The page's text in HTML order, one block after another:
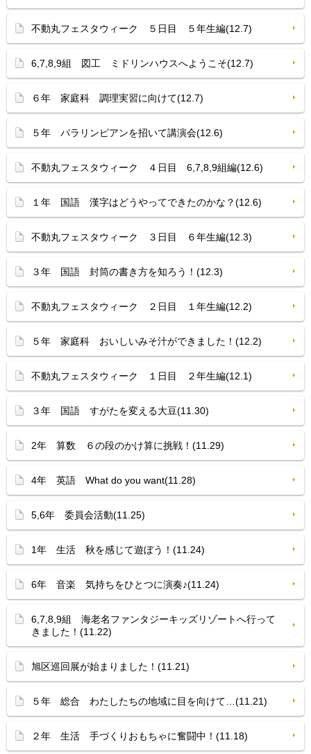
不動丸フェスタウィーク ５日目 ５年生編(12.7)
6,7,8,9組 図工 ミドリンハウスへようこそ(12.7)
６年 家庭科 調理実習に向けて(12.7)
５年 パラリンピアンを招いて講演会(12.6)
不動丸フェスタウィーク ４日目 6,7,8,9組編(12.6)
１年 国語 漢字はどうやってできたのかな？(12.6)
不動丸フェスタウィーク ３日目 ６年生編(12.3)
３年 国語 封筒の書き方を知ろう！(12.3)
不動丸フェスタウィーク ２日目 １年生編(12.2)
５年 家庭科 おいしいみそ汁ができました！(12.2)
不動丸フェスタウィーク １日目 ２年生編(12.1)
３年 国語 すがたを変える大豆(11.30)
2年 算数 ６の段のかけ算に挑戦！(11.29)
4年 英語 What do you want(11.28)
5,6年 委員会活動(11.25)
1年 生活 秋を感じて遊ぼう！(11.24)
6年 音楽 気持ちをひとつに演奏♪(11.24)
6,7,8,9組 海老名ファンタジーキッズリゾートへ行って
きました！(11.22)
旭区巡回展が始まりました！(11.21)
５年 総合 わたしたちの地域に目を向けて…(11.21)
２年 生活 手づくりおもちゃに奮闘中！(11.18)